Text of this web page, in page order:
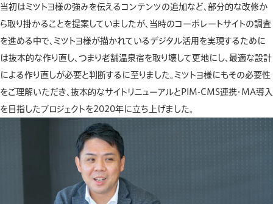
当初はミツトヨ様の強みを伝えるコンテンツの追加など、部分的な改修か
ら取り掛かることを提案していましたが、当時のコーポレートサイトの調査
を進める中で、ミツトヨ様が描かれているデジタル活用を実現するために
は抜本的な作り直し、つまり老舗温泉宿を取り壊して更地にし、最適な設計
による作り直しが必要と判断するに至りました。ミツトヨ様にもその必要性
をご理解いただき、抜本的なサイトリニューアルとPIM-CMS連携・MA導入
を目指したプロジェクトを2020年に立ち上げました。